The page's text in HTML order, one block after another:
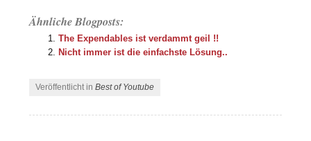
Ähnliche Blogposts:
The Expendables ist verdammt geil !!
Nicht immer ist die einfachste Lösung..
Veröffentlicht inBest of Youtube